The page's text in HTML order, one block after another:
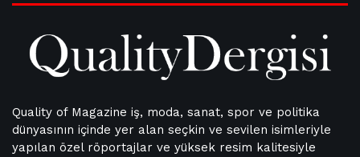
Quality of Magazine iş, moda, sanat, spor ve politika
dünyasının içinde yer alan seçkin ve sevilen isimleriyle
yapılan özel röportajlar ve yüksek resim kalitesiyle